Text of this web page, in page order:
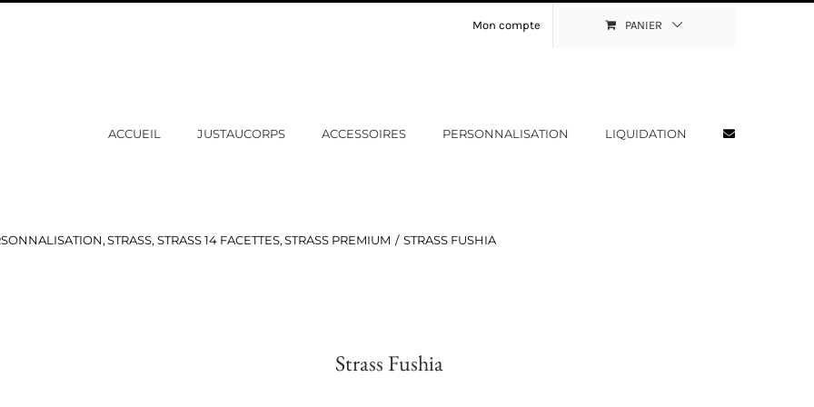
Mon compte PANIER
ACCUEIL JUSTAUCORPS ACCESSOIRES PERSONNALISATION LIQUIDATION
STRASS STRASS 14 FACETTES STRASS PREMIUM STRASS FUSHIA
Strass Fushia